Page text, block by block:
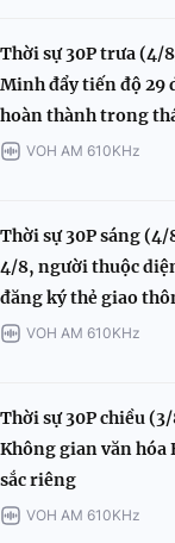
Thời sự 30P trưa (4/
Minh đẩy tiến độ 29
hoàn thành trong
VOH AM 610KHz
Thời sự 30P sáng
4/8, người thuộc
đăng ký thẻ giao
VOH AM 610KHz
Thời sự 30P chiều
Không gian văn hóa
sắc riêng
VOH AM 610KHz